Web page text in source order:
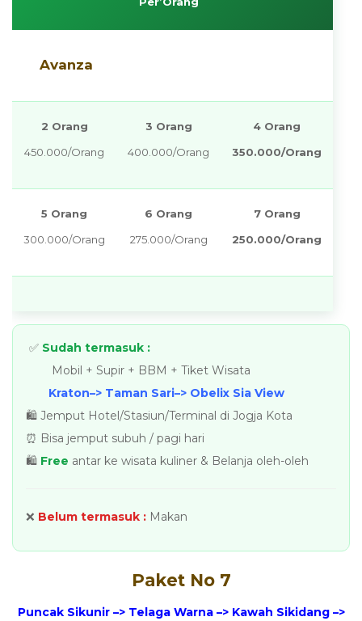
Avanza
2 Orang
450.000/Orang
3 Orang
400.000/Orang
4 Orang
350.000/Orang
5 Orang
300.000/Orang
6 Orang
275.000/Orang
7 Orang
250.000/Orang
✅ Sudah termasuk :
Mobil + Supir + BBM + Tiket Wisata
Kraton–> Taman Sari–> Obelix Sia View
🛍️ Jemput Hotel/Stasiun/Terminal di Jogja Kota
⏰ Bisa jemput subuh / pagi hari
🛍️ Free antar ke wisata kuliner & Belanja oleh-oleh
❌ Belum termasuk : Makan
Paket No 7
Puncak Sikunir –> Telaga Warna –> Kawah Sikidang –>